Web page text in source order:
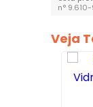
n°
Veja